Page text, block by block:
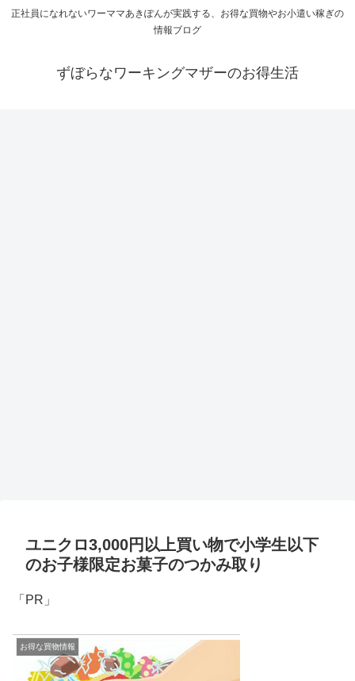
正社員になれないワーママあきぽんが実践する、お得な買物やお小遣い稼ぎの
情報ブログ
ずぼらなワーキングマザーのお得生活
ユニクロ3,000円以上買い物で小学生以下
のお子様限定お菓子のつかみ取り
「PR」
お得な買物情報